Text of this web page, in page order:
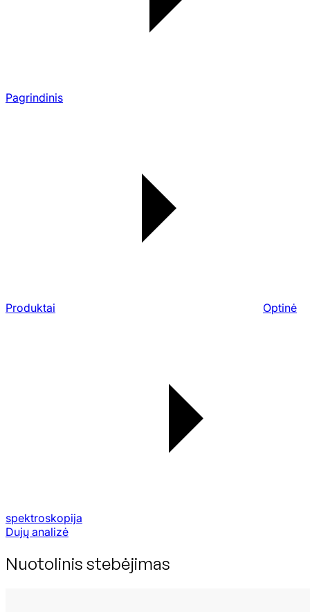
Pagrindinis
Produktai Optinė
spektroskopija
Dujų analizė
Nuotolinis stebėjimas